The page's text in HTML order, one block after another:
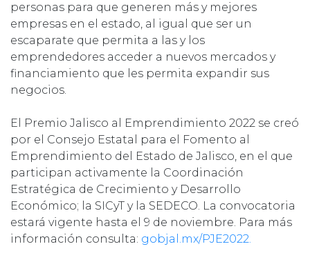
personas para que generen más y mejores
empresas en el estado, al igual que ser un
escaparate que permita a las y los
emprendedores acceder a nuevos mercados y
financiamiento que les permita expandir sus
negocios.
El Premio Jalisco al Emprendimiento 2022 se creó
por el Consejo Estatal para el Fomento al
Emprendimiento del Estado de Jalisco, en el que
participan activamente la Coordinación
Estratégica de Crecimiento y Desarrollo
Económico; la SICyT y la SEDECO. La convocatoria
estará vigente hasta el 9 de noviembre. Para más
información consulta: gobjal.mx/PJE2022.